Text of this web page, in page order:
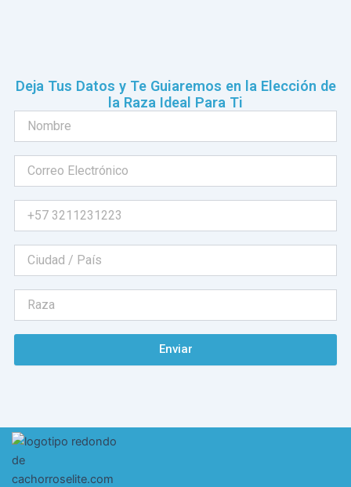
Deja Tus Datos y Te Guiaremos en la Elección de
la Raza Ideal Para Ti
Enviar